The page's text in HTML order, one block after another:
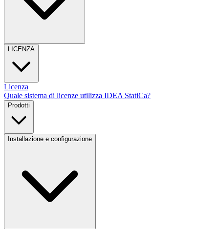
LICENZA
Licenza
Quale sistema di licenze utilizza IDEA StatiCa?
Prodotti
Installazione e configurazione